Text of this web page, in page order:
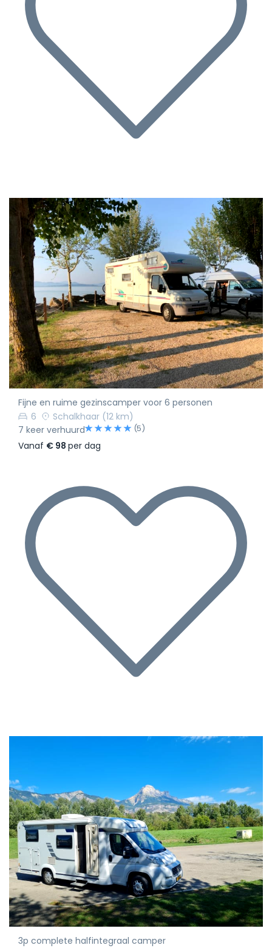
Fijne en ruime gezinscamper voor 6 personen
6
Schalkhaar (12 km)
7 keer verhuurd
(5)
Vanaf € 98 per dag
3p complete halfintegraal camper